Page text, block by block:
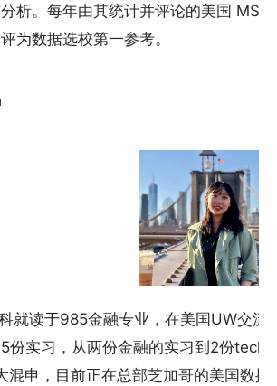
析。每年由其统计并评论的美国
为数据选校第一参考。
科就读于985金融专业，在美国UW交
份实习，从两份金融的实习到2份tech
混申，目前正在总部芝加哥的美国数